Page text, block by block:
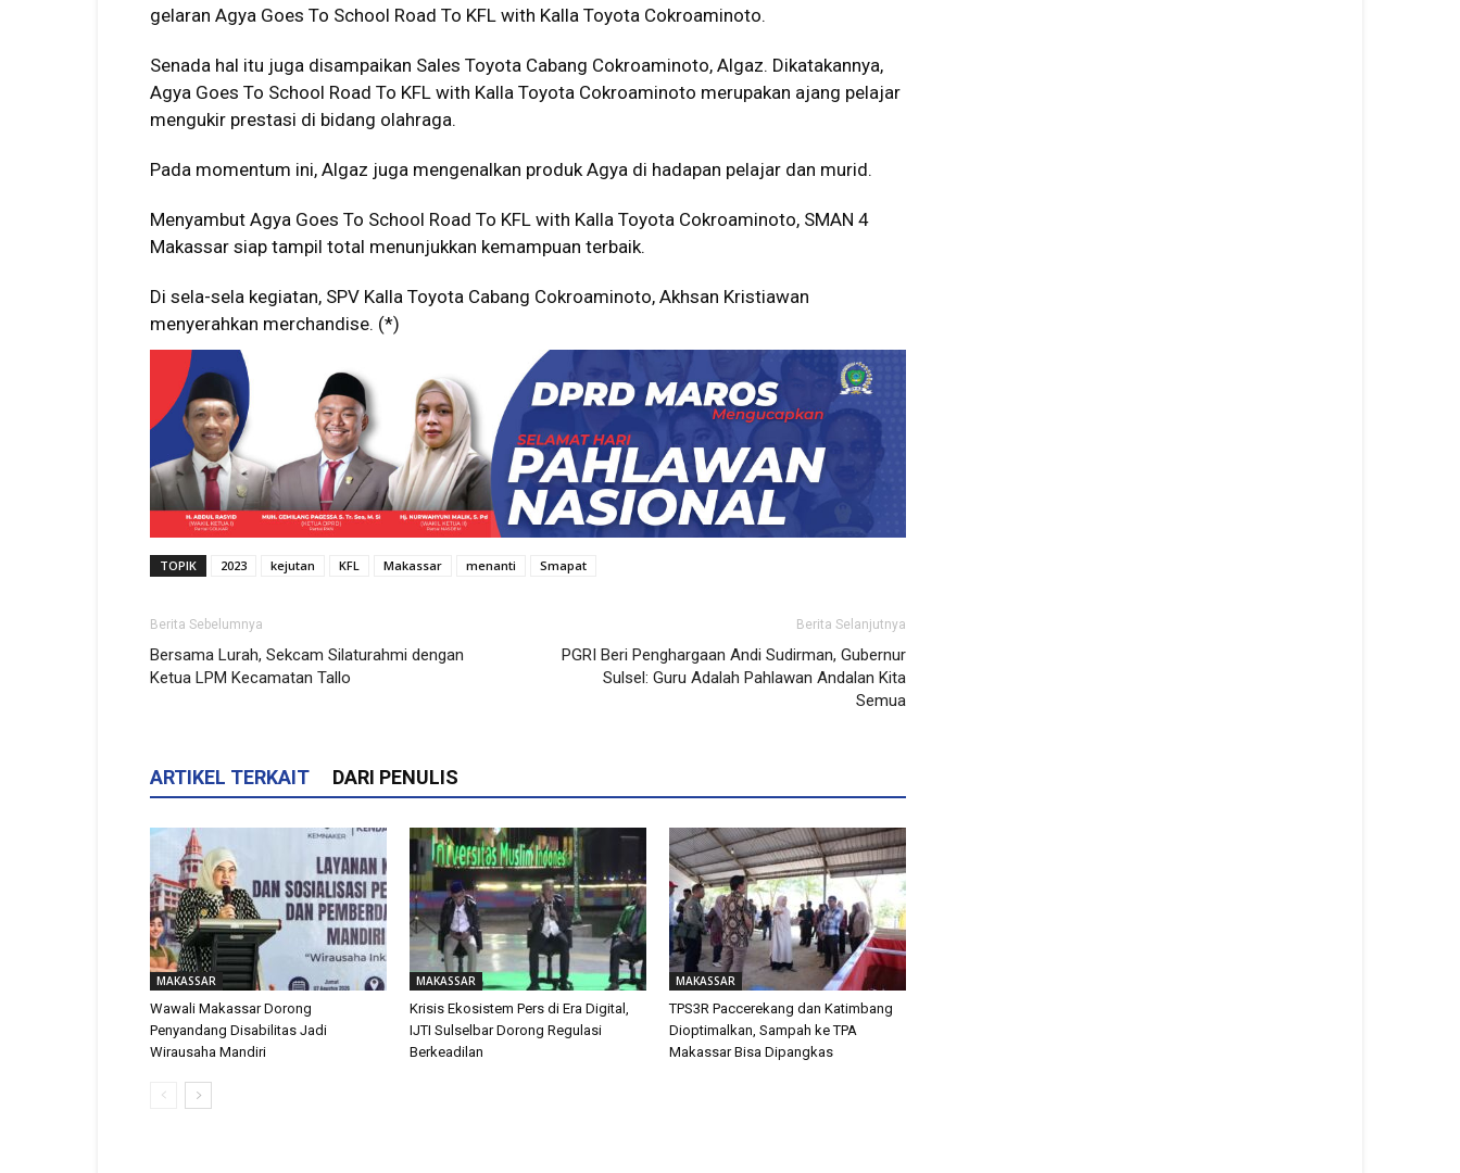
gelaran Agya Goes To School Road To KFL with Kalla Toyota Cokroaminoto.
Senada hal itu juga disampaikan Sales Toyota Cabang Cokroaminoto, Algaz. Dikatakannya,
Agya Goes To School Road To KFL with Kalla Toyota Cokroaminoto merupakan ajang pelajar
mengukir prestasi di bidang olahraga.
Pada momentum ini, Algaz juga mengenalkan produk Agya di hadapan pelajar dan murid.
Menyambut Agya Goes To School Road To KFL with Kalla Toyota Cokroaminoto, SMAN 4
Makassar siap tampil total menunjukkan kemampuan terbaik.
Di sela-sela kegiatan, SPV Kalla Toyota Cabang Cokroaminoto, Akhsan Kristiawan
menyerahkan merchandise. (*)
TOPIK 2023 kejutan KFL Makassar menanti Smapat
Berita Sebelumnya
Bersama Lurah, Sekcam Silaturahmi dengan
Ketua LPM Kecamatan Tallo
Berita Selanjutnya
PGRI Beri Penghargaan Andi Sudirman, Gubernur
Sulsel: Guru Adalah Pahlawan Andalan Kita
Semua
ARTIKEL TERKAIT DARI PENULIS
MAKASSAR
Wawali Makassar Dorong
Penyandang Disabilitas Jadi
Wirausaha Mandiri
MAKASSAR
Krisis Ekosistem Pers di Era Digital,
IJTI Sulselbar Dorong Regulasi
Berkeadilan
MAKASSAR
TPS3R Paccerekang dan Katimbang
Dioptimalkan, Sampah ke TPA
Makassar Bisa Dipangkas